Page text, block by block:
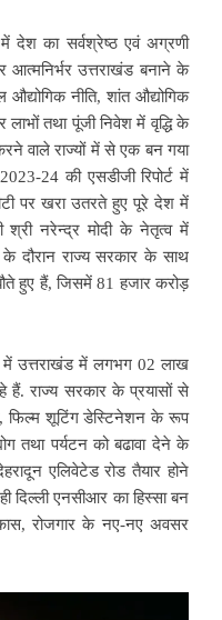
में देश का सर्वश्रेष्ठ एवं अग्रणी
आत्मनिर्भर उत्तराखंड बनाने के
नीति, शांत औद्योगिक
तथा पूंजी निवेश में वृद्धि के
वाले राज्यों में से एक बन गया
24 की एसडीजी रिपोर्ट में
पर खरा उतरते हुए पूरे देश में
श्री नरेन्द्र मोदी के नेतृत्व में
के दौरान राज्य सरकार के साथ
हुए हैं, जिसमें 81 हजार करोड़
में उत्तराखंड में लगभग 02 लाख
हैं. राज्य सरकार के प्रयासों से
फिल्म शूटिंग डेस्टिनेशन के रूप
तथा पर्यटन को बढावा देने के
एलिवेटेड रोड तैयार होने
दिल्ली एनसीआर का हिस्सा बन
रोजगार के नए-नए अवसर